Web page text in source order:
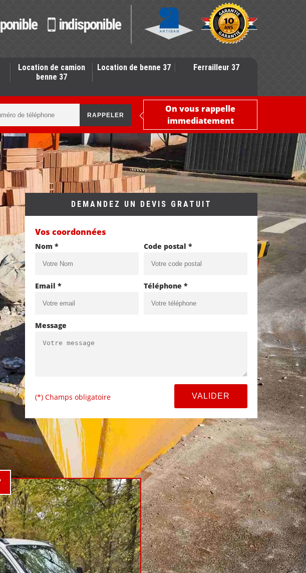
indisponible
Location de camion
benne 37
Location de benne 37 Ferrailleur 37
On vous rappelle
immediatement
DEMANDEZ UN DEVIS GRATUIT
Vos coordonnées
Nom * Code postal *
Email * Téléphone *
Message
(*) Champs obligatoire